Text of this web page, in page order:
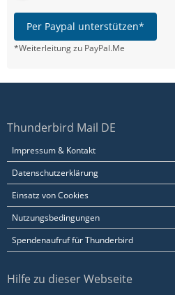
Per Paypal unterstützen*
*Weiterleitung zu PayPal.Me
Thunderbird Mail DE
Impressum & Kontakt
Datenschutzerklärung
Einsatz von Cookies
Nutzungsbedingungen
Spendenaufruf für Thunderbird
Hilfe zu dieser Webseite